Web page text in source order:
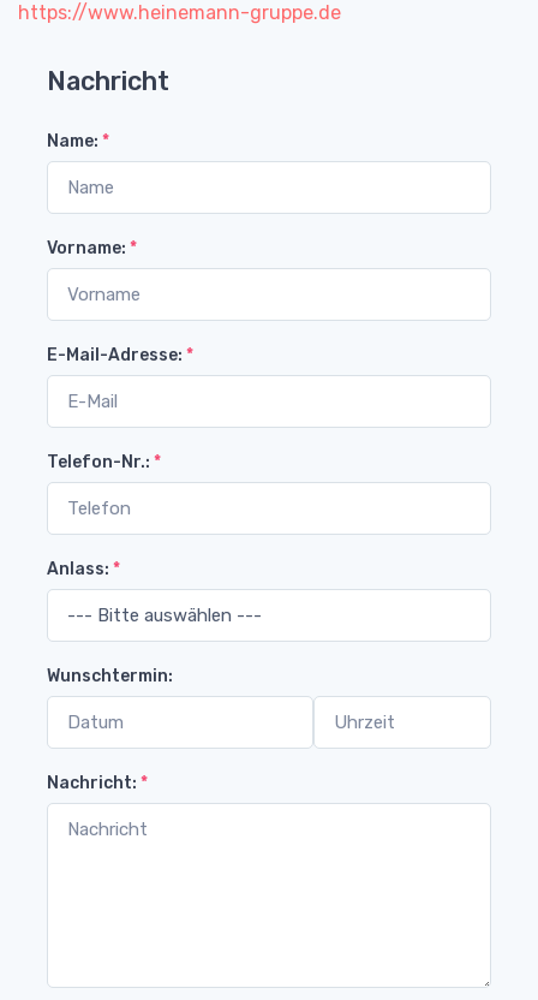
https://www.heinemann-gruppe.de
Nachricht
Name: *
Vorname: *
E-Mail-Adresse: *
Telefon-Nr.: *
Anlass: *
Wunschtermin:
Nachricht: *